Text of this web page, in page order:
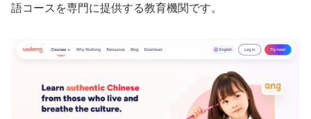
語コースを専門に提供する教育機関です。